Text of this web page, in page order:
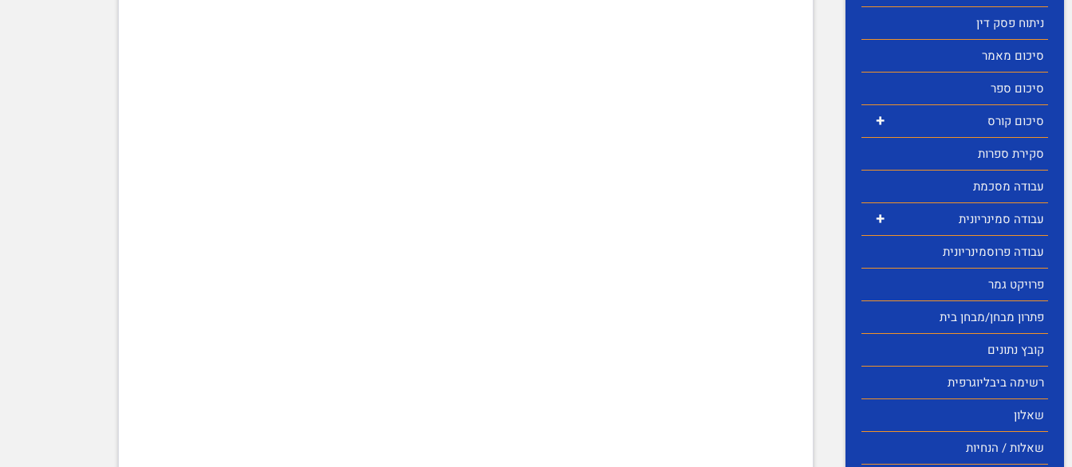
ניתוח פסק דין
סיכום מאמר
סיכום ספר
+
סיכום קורס
סקירת ספרות
עבודה מסכמת
+
עבודה סמינריונית
עבודה פרוסמינריונית
פרויקט גמר
פתרון מבחן/מבחן בית
קובץ נתונים
רשימה ביבליוגרפית
שאלון
שאלות / הנחיות